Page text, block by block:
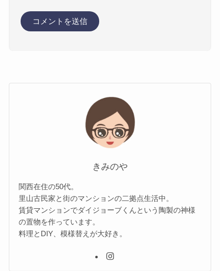
きみのや
関西在住の50代。
里山古民家と街のマンションの二拠点生活中。
賃貸マンションでダイジョーブくんという陶製の神様
の置物を作っています。
料理とDIY、模様替えが大好き。